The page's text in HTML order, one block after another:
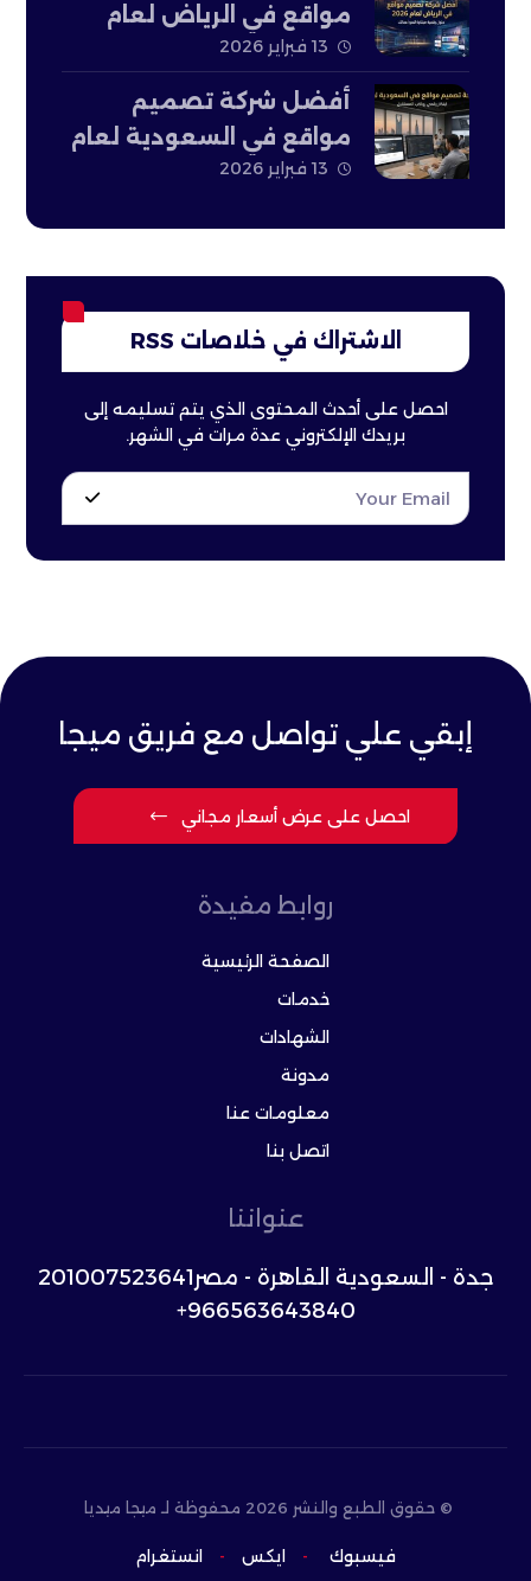
مواقع في الرياض لعام
2026
13 فبراير 2026
أفضل شركة تصميم
مواقع في السعودية لعام
2026
13 فبراير 2026
الاشتراك في خلاصات RSS
احصل على أحدث المحتوى الذي يتم تسليمه إلى
بريدك الإلكتروني عدة مرات في الشهر.
إبقي علي تواصل مع فريق ميجا
احصل على عرض أسعار مجاني
روابط مفيدة
الصفحة الرئيسية
خدمات
الشهادات
مدونة
معلومات عنا
اتصل بنا
عنواننا
جدة - السعودية القاهرة - مصر201007523641
966563643840+
© حقوق الطبع والنشر 2026 محفوظة لـ ميجا ميديا
فيسبوك - ایکس - انستغرام